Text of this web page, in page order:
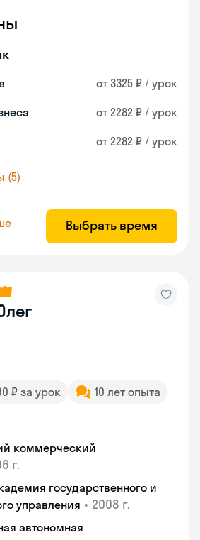
от 3325 ₽ / урок
от 2282 ₽ / урок
от 2282 ₽ / урок
(5)
Выбрать время
₽ за урок
10 лет опыта
коммерческий
г.
государственного и
управления • 2008 г.
автономная